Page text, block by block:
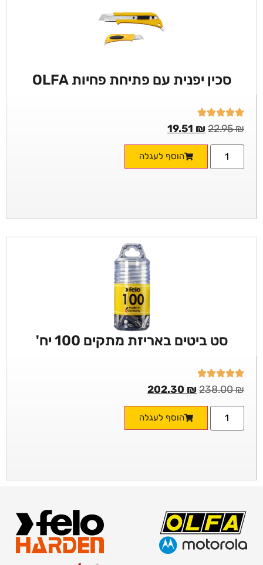
סכין יפנית עם פתיחת פחיות OLFA
22.95₪
19.51 ₪
הוסף לעגלה
סט ביטים באריזת מתקים 100 יח'
238.00₪
202.30 ₪
הוסף לעגלה